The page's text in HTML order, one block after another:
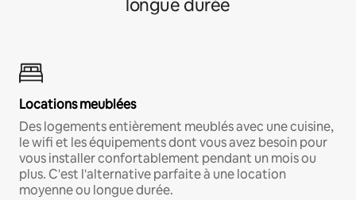
longue durée
Locations meublées
Des logements entièrement meublés avec une cuisine,
le wifi et les équipements dont vous avez besoin pour
vous installer confortablement pendant un mois ou
plus. C'est l'alternative parfaite à une location
moyenne ou longue durée.